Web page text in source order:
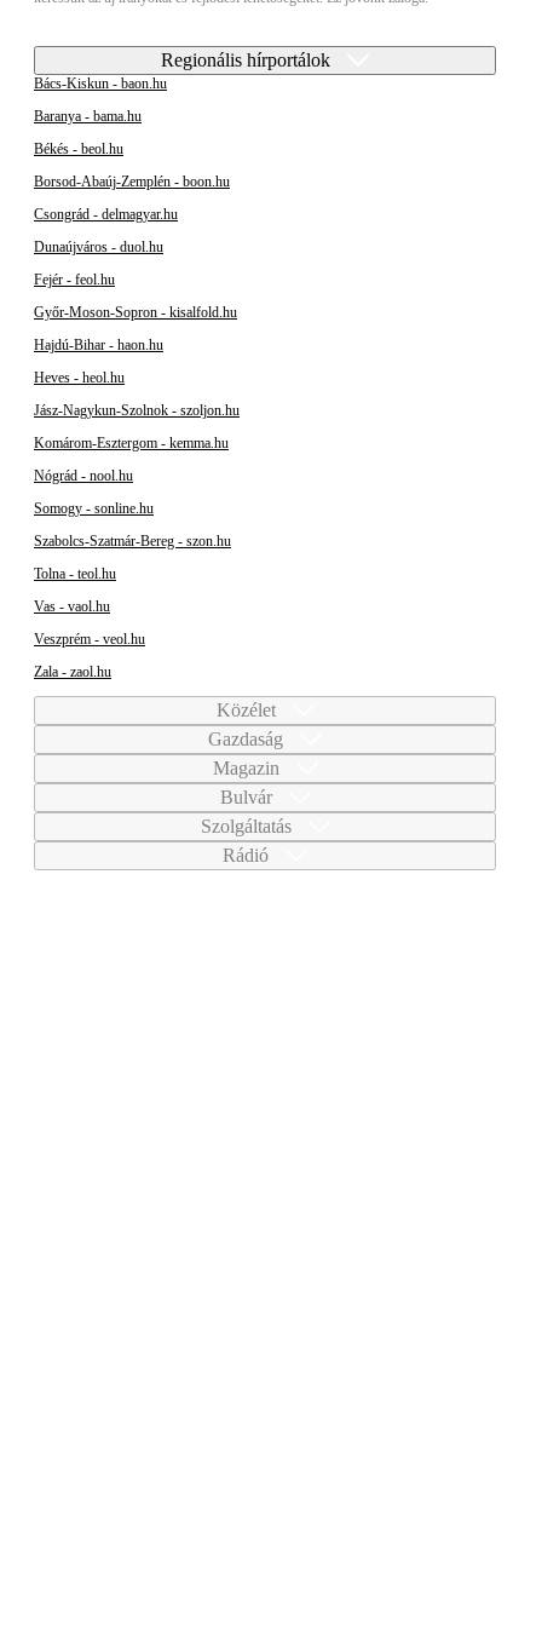
Regionális hírportálok
Bács-Kiskun - baon.hu
Baranya - bama.hu
Békés - beol.hu
Borsod-Abaúj-Zemplén - boon.hu
Csongrád - delmagyar.hu
Dunaújváros - duol.hu
Fejér - feol.hu
Győr-Moson-Sopron - kisalfold.hu
Hajdú-Bihar - haon.hu
Heves - heol.hu
Jász-Nagykun-Szolnok - szoljon.hu
Komárom-Esztergom - kemma.hu
Nógrád - nool.hu
Somogy - sonline.hu
Szabolcs-Szatmár-Bereg - szon.hu
Tolna - teol.hu
Vas - vaol.hu
Veszprém - veol.hu
Zala - zaol.hu
Közélet
Gazdaság
Magazin
Bulvár
Szolgáltatás
Rádió